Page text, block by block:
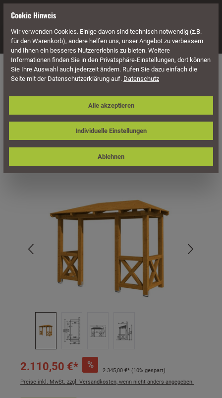
Navigation
Überdachung Vordächer Für Doppeltüren Walmdach
Skan Holz Vordach Wismar, Typ 5,
Doppeltür
2.110,50 €* %
2.345,00 €* (10% gespart)
Preise inkl. MwSt. zzgl. Versandkosten, wenn nicht anders angegeben.
Cookie Hinweis
Wir verwenden Cookies. Einige davon sind technisch notwendig (z.B.
für den Warenkorb), andere helfen uns, unser Angebot zu verbessern
und Ihnen ein besseres Nutzererlebnis zu bieten. Weitere
Informationen finden Sie in den Privatsphäre-Einstellungen, dort können
Sie Ihre Auswahl auch jederzeit ändern. Rufen Sie dazu einfach die
Seite mit der Datenschutzerklärung auf. Datenschutz
Individuelle Einstellungen
Ablehnen
Alle akzeptieren